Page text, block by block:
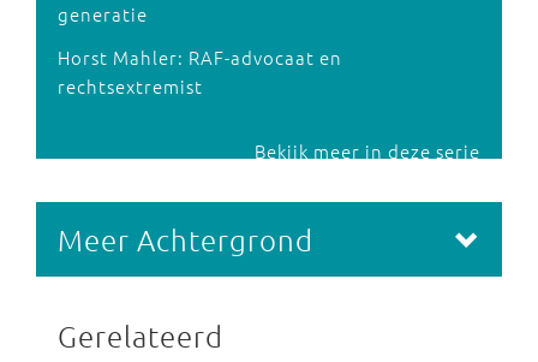
generatie
Horst Mahler: RAF-advocaat en
rechtsextremist
Bekijk meer in deze serie
Meer Achtergrond
Gerelateerd